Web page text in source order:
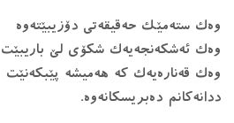
وەک ستەمێک حەقیقەتی دۆزیبێتەوە
وەک ئەشکەنجەیەک شکۆی لێ باریبێت
وەک قەنارەیەک کە هەمیشە پێبکەنێت
ددانەکانم دەبریسکانەوە.